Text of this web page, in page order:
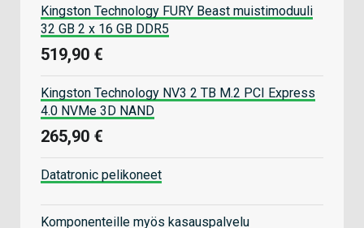
Kingston Technology FURY Beast muistimoduuli
32 GB 2 x 16 GB DDR5
519,90 €
Kingston Technology NV3 2 TB M.2 PCI Express
4.0 NVMe 3D NAND
265,90 €
Datatronic pelikoneet
Komponenteille myös kasauspalvelu